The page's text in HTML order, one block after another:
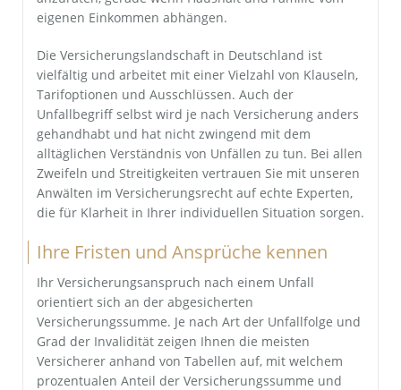
eigenen Einkommen abhängen.
Die Versicherungslandschaft in Deutschland ist
vielfältig und arbeitet mit einer Vielzahl von Klauseln,
Tarifoptionen und Ausschlüssen. Auch der
Unfallbegriff selbst wird je nach Versicherung anders
gehandhabt und hat nicht zwingend mit dem
alltäglichen Verständnis von Unfällen zu tun. Bei allen
Zweifeln und Streitigkeiten vertrauen Sie mit unseren
Anwälten im Versicherungsrecht auf echte Experten,
die für Klarheit in Ihrer individuellen Situation sorgen.
Ihre Fristen und Ansprüche kennen
Ihr Versicherungsanspruch nach einem Unfall
orientiert sich an der abgesicherten
Versicherungssumme. Je nach Art der Unfallfolge und
Grad der Invalidität zeigen Ihnen die meisten
Versicherer anhand von Tabellen auf, mit welchem
prozentualen Anteil der Versicherungssumme und